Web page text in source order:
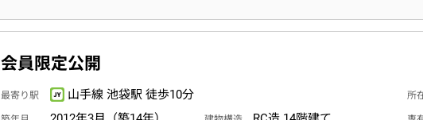
会員限定公開
最寄り駅 山手線 池袋駅 徒歩10分 所